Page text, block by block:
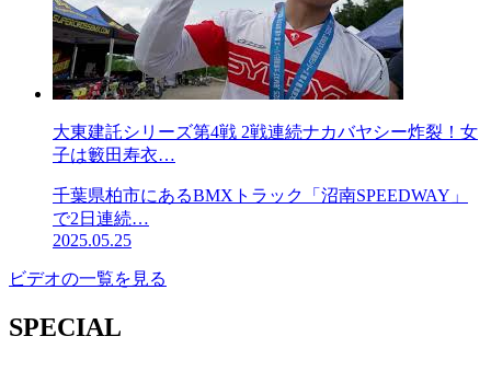
大東建託シリーズ第4戦 2戦連続ナカバヤシー炸裂！女
子は籔田寿衣…
千葉県柏市にあるBMXトラック「沼南SPEEDWAY」
で2日連続…
2025.05.25
ビデオの一覧を見る
SPECIAL